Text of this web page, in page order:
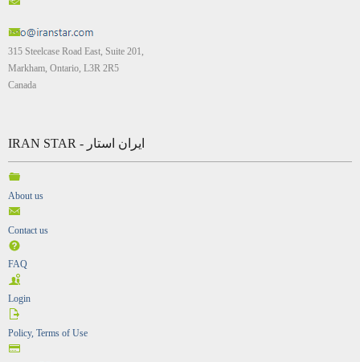
315 Steelcase Road East, Suite 201,
Markham, Ontario, L3R 2R5
Canada
IRAN STAR - ایران استار
About us
Contact us
FAQ
Login
Policy, Terms of Use